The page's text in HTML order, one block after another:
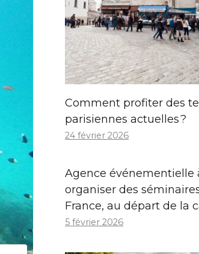
Comment profiter des
parisiennes actuelles ?
24 février 2026
Agence événementielle
organiser des
France, au départ de la
5 février 2026